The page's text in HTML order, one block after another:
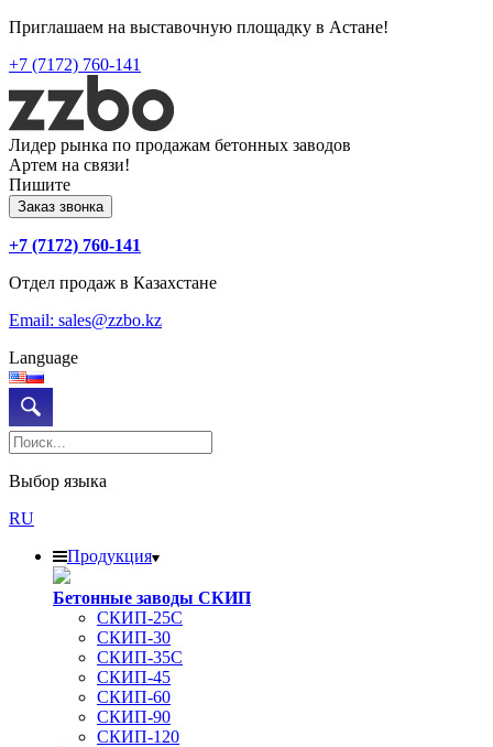
Приглашаем на выставочную площадку в Астане!
+7 (7172) 760-141
Лидер рынка по продажам бетонных заводов
Артем на связи!
Пишите
Заказ звонка
+7 (7172) 760-141
Отдел продаж в Казахстане
Email: sales@zzbo.kz
Language
Выбор языка
RU
Продукция
Бетонные заводы СКИП
СКИП-25С
СКИП-30
СКИП-35С
СКИП-45
СКИП-60
СКИП-90
СКИП-120